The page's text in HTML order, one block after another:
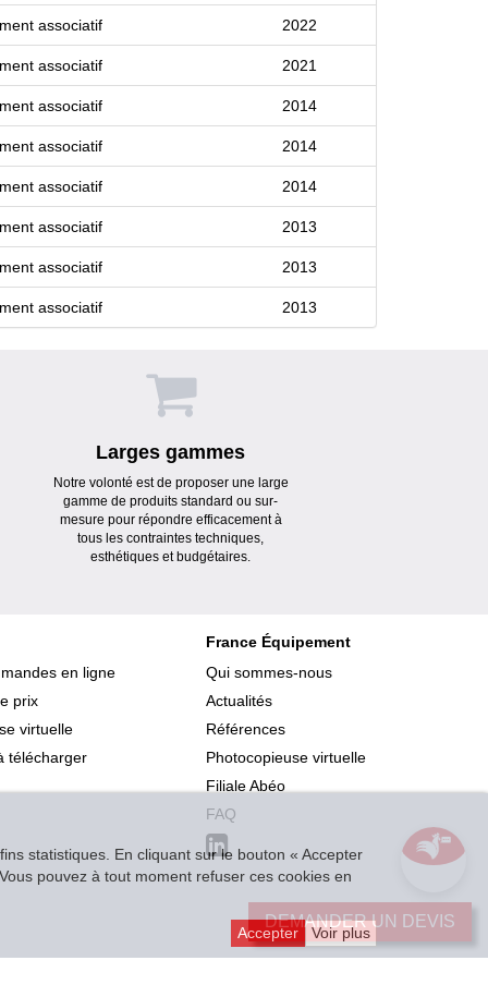
associatif 2022
associatif 2021
associatif 2014
associatif 2014
associatif 2014
associatif 2013
associatif 2013
associatif 2013
Larges gammes
Notre volonté est de proposer une large
gamme de produits standard ou sur-
mesure pour répondre efficacement à
tous les contraintes techniques,
esthétiques et budgétaires.
en ligne
prix
virtuelle
télécharger
France Équipement
Qui sommes-nous
Actualités
Références
Photocopieuse virtuelle
Filiale Abéo
FAQ
DEMANDER UN DEVIS
statistiques. En cliquant sur le bouton « Accepter
pouvez à tout moment refuser ces cookies en
Accepter Voir plus